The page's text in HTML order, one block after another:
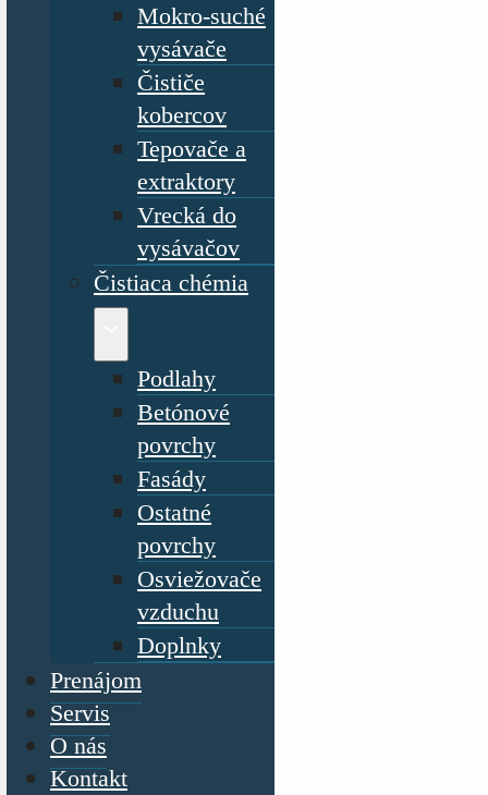
Mokro-suché
vysávače
Čističe
kobercov
Tepovače a
extraktory
Vrecká do
vysávačov
Čistiaca chémia
Podlahy
Betónové
povrchy
Fasády
Ostatné
povrchy
Osviežovače
vzduchu
Doplnky
Prenájom
Servis
O nás
Kontakt